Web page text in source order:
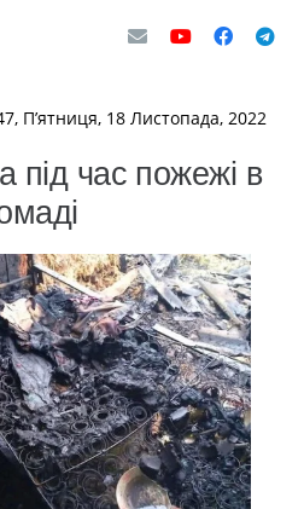
П’ятниця, 18 Листопада, 2022
під час пожежі в